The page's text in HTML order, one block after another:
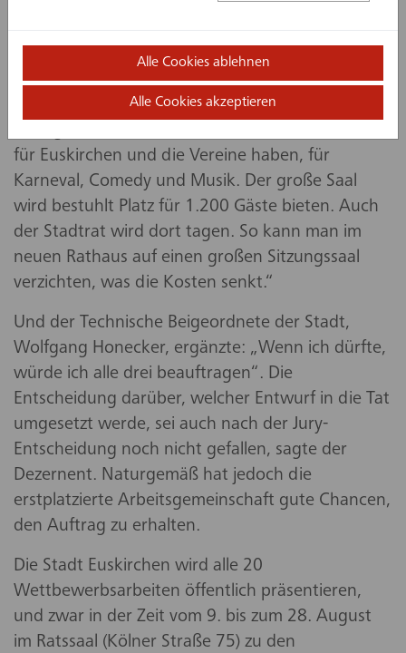
Bürgermeister Sacha Reichelt umriss die Wünsche
der Stadt, ohne auf architekturfachliche Aspekte
für Euskirchen und die Vereine haben, für
Karneval, Comedy und Musik. Der große Saal
wird bestuhlt Platz für 1.200 Gäste bieten. Auch
der Stadtrat wird dort tagen. So kann man im
neuen Rathaus auf einen großen Sitzungssaal
verzichten, was die Kosten senkt.“
Und der Technische Beigeordnete der Stadt,
Wolfgang Honecker, ergänzte: „Wenn ich dürfte,
würde ich alle drei beauftragen“. Die
Entscheidung darüber, welcher Entwurf in die Tat
umgesetzt werde, sei auch nach der Jury-
Entscheidung noch nicht gefallen, sagte der
Dezernent. Naturgemäß hat jedoch die
erstplatzierte Arbeitsgemeinschaft gute Chancen,
den Auftrag zu erhalten.
Die Stadt Euskirchen wird alle 20
Wettbewerbsarbeiten öffentlich präsentieren,
und zwar in der Zeit vom 9. bis zum 28. August
im Ratssaal (Kölner Straße 75) zu den
Alle Cookies ablehnen
Alle Cookies akzeptieren